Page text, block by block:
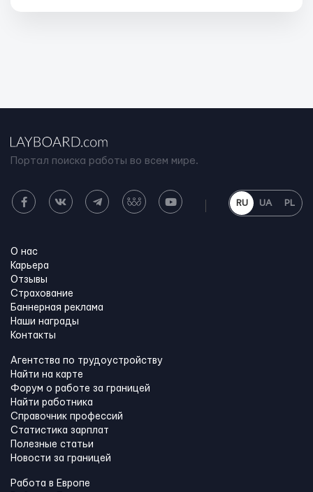
Портал поиска работы во всем мире.
RU UA PL
О нас
Карьера
Отзывы
Страхование
Баннерная реклама
Наши награды
Контакты
Агентства по трудоустройству
Найти на карте
Форум о работе за границей
Найти работника
Справочник профессий
Статистика зарплат
Полезные статьи
Новости за границей
Работа в Европе